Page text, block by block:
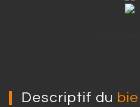
descriptif du